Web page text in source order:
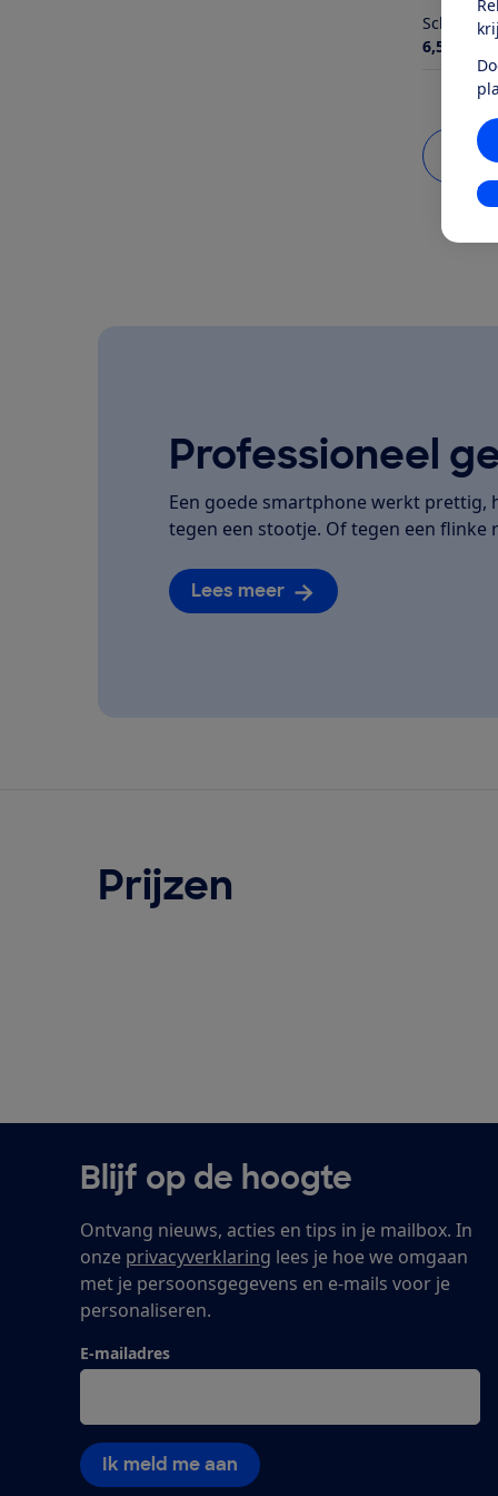
6,5 inch
Professioneel
Een goede smartphone werkt prettig,
tegen een stootje. Of tegen een flinke
Lees meer
Prijzen
Blijf op de hoogte
Ontvang nieuws, acties en tips in je mailbox. In
onze privacyverklaring lees je hoe we omgaan
met je persoonsgegevens en e-mails voor je
personaliseren.
E-mailadres
Ik meld me aan